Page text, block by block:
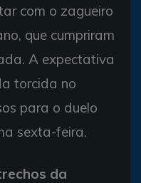
com o zagueiro
que cumpriram
A expectativa
torcida no
para o duelo
sexta-feira.
da